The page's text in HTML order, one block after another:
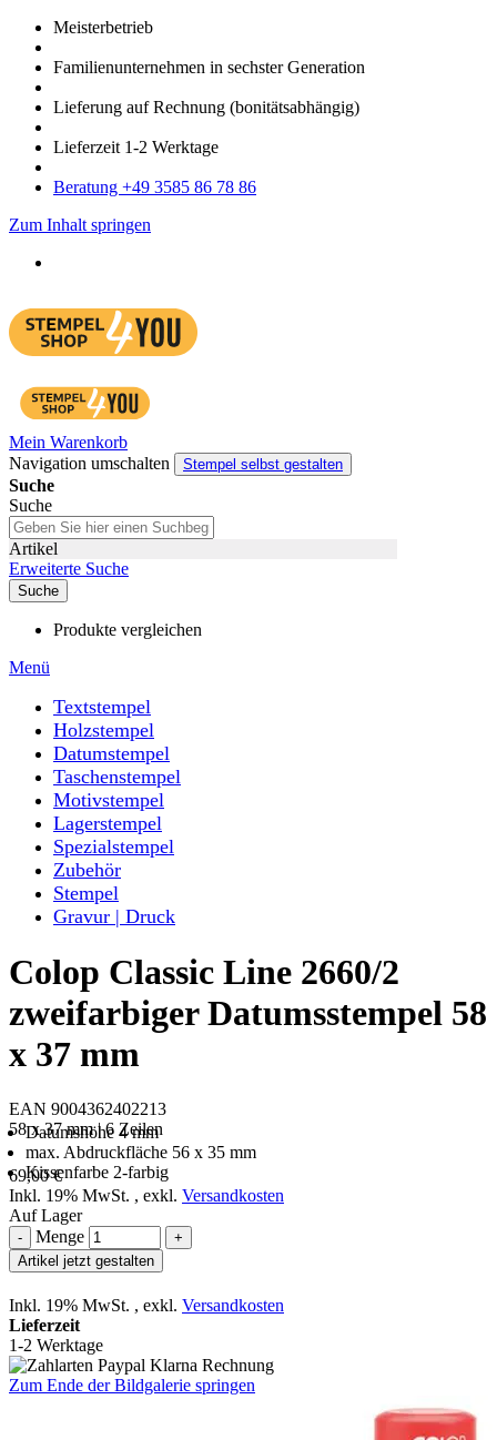
Meister­betrieb
Familien­unter­nehmen in sechster Gene­ration
Lieferung auf Rech­nung (bonitätsabhängig)
Liefer­zeit 1-2 Werk­tage
Bera­tung +49 3585 86 78 86
Zum Inhalt springen
Mein Warenkorb
Navigation umschalten
Stempel selbst gestalten
Suche
Suche
Artikel
Erweiterte Suche
Suche
Produkte vergleichen
Menü
Textstempel
Holzstempel
Datumstempel
Taschenstempel
Motivstempel
Lagerstempel
Spezialstempel
Zubehör
Stempel
Gravur | Druck
Colop Classic Line 2660/2
zweifarbiger Datumsstempel 58
x 37 mm
EAN 9004362402213
58 x 37 mm | 6 Zeilen
Datumshöhe 4 mm
max. Abdruckfläche 56 x 35 mm
Kissenfarbe 2-farbig
69,00 €
Inkl. 19% MwSt. , exkl. Versandkosten
Auf Lager
- Menge
+
Artikel jetzt gestalten
Inkl. 19% MwSt. , exkl. Versandkosten
Lieferzeit
1-2 Werktage
Zum Ende der Bildgalerie springen